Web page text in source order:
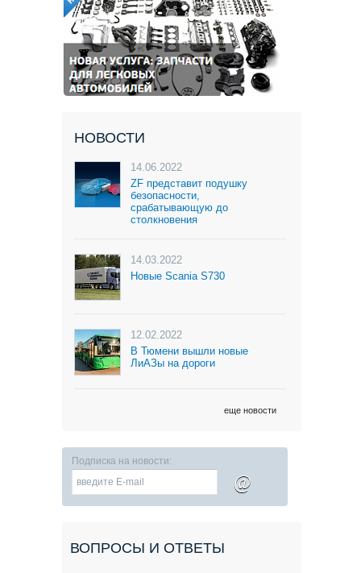
НОВОСТИ
14.06.2022
ZF представит подушку
безопасности,
срабатывающую до
столкновения
14.03.2022
Новые Scania S730
12.02.2022
В Тюмени вышли новые
ЛиАЗы на дороги
еще новости
Подписка на новости:
@
ВОПРОСЫ И ОТВЕТЫ